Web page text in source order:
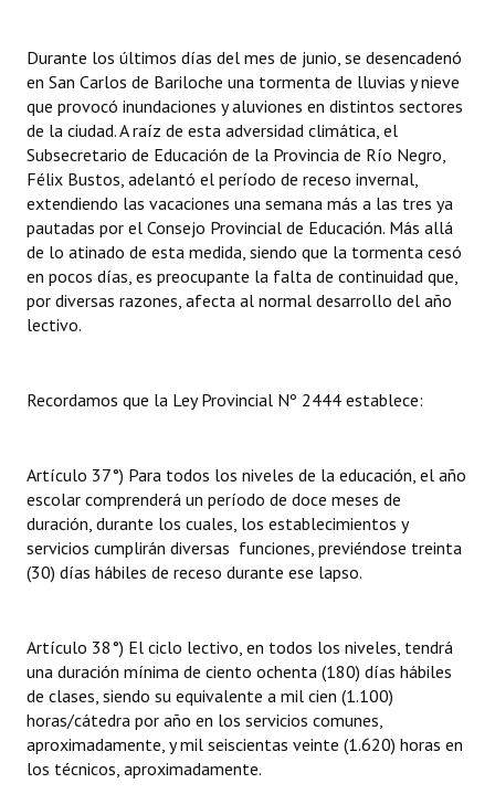
Premio al Mérito - Registro
Audiencias Públicas - Registro
Mujeres que Dejaron Huellas - Registro
Periodistas Decanos - Registro
Ciudadano Ilustre - Registro
Banca del Vecino - Registro
Huéspedes de Honor - Registro
Reconocimientos - Registro
Entrega de distinciones
REFORMA DE LA CARTA ORGÁNICA
Durante los últimos días del mes de junio, se desencadenó
en San Carlos de Bariloche una tormenta de lluvias y nieve
que provocó inundaciones y aluviones en distintos sectores
de la ciudad. A raíz de esta adversidad climática, el
Subsecretario de Educación de la Provincia de Río Negro,
Félix Bustos, adelantó el período de receso invernal,
extendiendo las vacaciones una semana más a las tres ya
pautadas por el Consejo Provincial de Educación. Más allá
de lo atinado de esta medida, siendo que la tormenta cesó
en pocos días, es preocupante la falta de continuidad que,
por diversas razones, afecta al normal desarrollo del año
lectivo.
Recordamos que la Ley Provincial Nº 2444 establece:
Artículo 37°) Para todos los niveles de la educación, el año
escolar comprenderá un período de doce meses de
duración, durante los cuales, los establecimientos y
servicios cumplirán diversas funciones, previéndose treinta
(30) días hábiles de receso durante ese lapso.
Artículo 38°) El ciclo lectivo, en todos los niveles, tendrá
una duración mínima de ciento ochenta (180) días hábiles
de clases, siendo su equivalente a mil cien (1.100)
horas/cátedra por año en los servicios comunes,
aproximadamente, y mil seiscientas veinte (1.620) horas en
los técnicos, aproximadamente.